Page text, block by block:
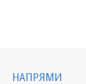
НАПРЯМИ